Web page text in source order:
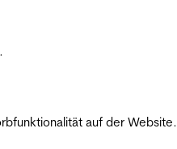
auf der Website.